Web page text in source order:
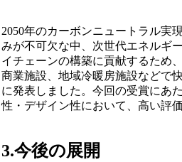
2050年のカーボンニュートラル実
みが不可欠な中、次世代エネルギ
イチェーンの構築に貢献するため
商業施設、地域冷暖房施設などで
に発表しました。今回の受賞にあ
性・デザイン性において、高い評
3.今後の展開